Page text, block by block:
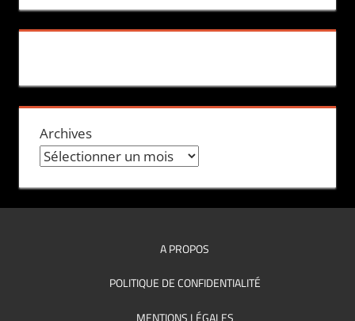
Archives
A PROPOS
POLITIQUE DE CONFIDENTIALITÉ
MENTIONS LÉGALES